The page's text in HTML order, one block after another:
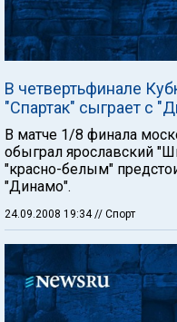
В четвертьфинале
"Спартак" сыграет с
В матче 1/8 финала
обыграл ярославский
"красно-белым"
"Динамо".
24.09.2008 19:34 // Спорт